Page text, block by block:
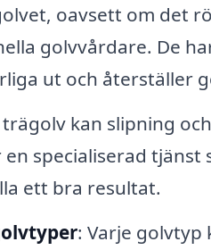
oavsett om det
golvvårdare. De
ut och återställer
trägolv kan slipning
specialiserad
ett bra resultat.
: Varje golvtyp